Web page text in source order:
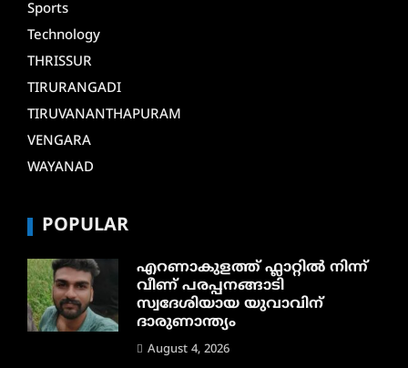
Sports
Technology
THRISSUR
TIRURANGADI
TIRUVANANTHAPURAM
VENGARA
WAYANAD
POPULAR
എറണാകുളത്ത് ഫ്ലാറ്റിൽ നിന്ന്
വീണ് പരപ്പനങ്ങാടി
സ്വദേശിയായ യുവാവിന്
ദാരുണാന്ത്യം
August 4, 2026